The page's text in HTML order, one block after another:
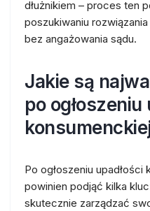
dłużnikiem – proces ten
poszukiwaniu
bez angażowania sądu.
Jakie są
po ogłoszeniu
Po ogłoszeniu upadłości
powinien podjąć kilka
skutecznie zarządzać